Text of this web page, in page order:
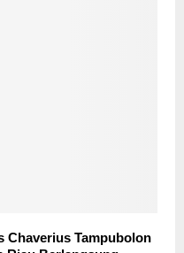
Chaverius Tampubolon